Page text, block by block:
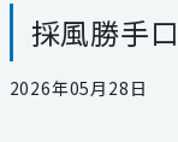
施工事例
ブログ
採風勝手
2026年05月28日